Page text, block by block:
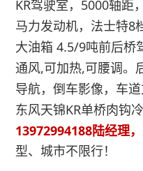
KR驾驶室，5000轴距
马力发动机，法士特8
大油箱 4.5/9吨前后桥
通风,可加热,可腰调。
导航，倒车影像，车
东风天锦KR单桥肉钩
13972994188陆经理，
型、城市不限行！